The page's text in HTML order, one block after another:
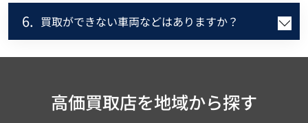
6. 買取ができない車両などはありますか？
高価買取店を地域から探す